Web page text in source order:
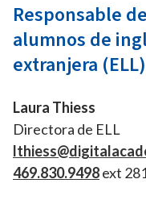
Responsable
alumnos de
extranjera (ELL)
Laura Thiess
Directora de ELL
469.830.9498ext